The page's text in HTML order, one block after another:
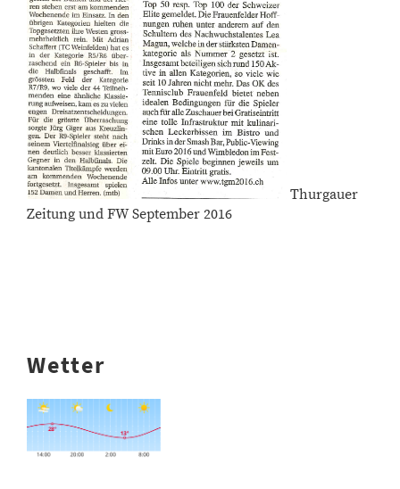
Thurgauer
Zeitung und FW September 2016
Wetter